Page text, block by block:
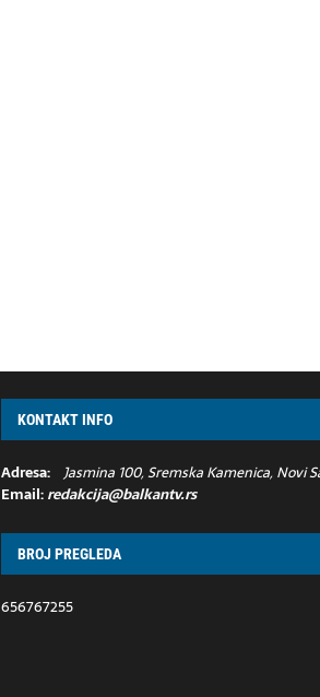
KONTAKT INFO
Adresa: Jasmina 100, Sremska Kamenica, Novi
Email:redakcija@balkantv.rs
BROJ PREGLEDA
656767255